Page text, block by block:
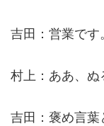
吉田：営業です
村上：ああ、ぬ
吉田：褒め言葉